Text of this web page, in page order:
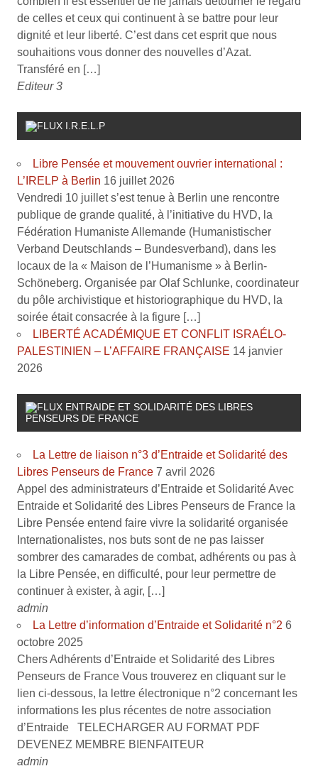
de celles et ceux qui continuent à se battre pour leur
dignité et leur liberté. C’est dans cet esprit que nous
souhaitions vous donner des nouvelles d’Azat.
Transféré en […]
Editeur 3
I.R.E.L.P
Libre Pensée et mouvement ouvrier international :
L’IRELP à Berlin 16 juillet 2026
Vendredi 10 juillet s’est tenue à Berlin une rencontre
publique de grande qualité, à l’initiative du HVD, la
Fédération Humaniste Allemande (Humanistischer
Verband Deutschlands – Bundesverband), dans les
locaux de la « Maison de l’Humanisme » à Berlin-
Schöneberg. Organisée par Olaf Schlunke, coordinateur
du pôle archivistique et historiographique du HVD, la
soirée était consacrée à la figure […]
LIBERTÉ ACADÉMIQUE ET CONFLIT ISRAÉLO-
PALESTINIEN – L’AFFAIRE FRANÇAISE 14 janvier
2026
ENTRAIDE ET SOLIDARITÉ DES LIBRES
PENSEURS DE FRANCE
La Lettre de liaison n°3 d’Entraide et Solidarité des
Libres Penseurs de France 7 avril 2026
Appel des administrateurs d’Entraide et Solidarité Avec
Entraide et Solidarité des Libres Penseurs de France la
Libre Pensée entend faire vivre la solidarité organisée
Internationalistes, nos buts sont de ne pas laisser
sombrer des camarades de combat, adhérents ou pas à
la Libre Pensée, en difficulté, pour leur permettre de
continuer à exister, à agir, […]
admin
La Lettre d’information d’Entraide et Solidarité n°2 6
octobre 2025
Chers Adhérents d’Entraide et Solidarité des Libres
Penseurs de France Vous trouverez en cliquant sur le
lien ci-dessous, la lettre électronique n°2 concernant les
informations les plus récentes de notre association
d’Entraide TELECHARGER AU FORMAT PDF
DEVENEZ MEMBRE BIENFAITEUR
admin